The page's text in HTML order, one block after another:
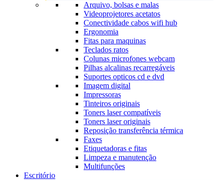
Arquivo, bolsas e malas
Videoprojetores acetatos
Conectividade cabos wifi hub
Ergonomia
Fitas para maquinas
Teclados ratos
Colunas microfones webcam
Pilhas alcalinas recarregáveis
Suportes opticos cd e dvd
Imagem digital
Impressoras
Tinteiros originais
Toners laser compatíveis
Toners laser originais
Reposição transferência térmica
Faxes
Etiquetadoras e fitas
Limpeza e manutenção
Multifunções
Escritório